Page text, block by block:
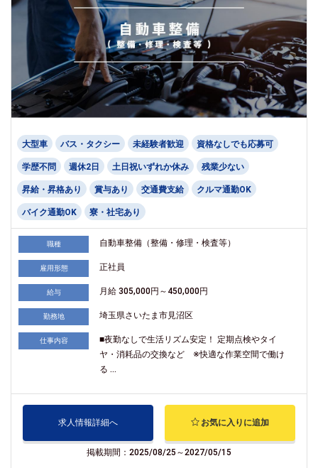
大型車 バス・タクシー 未経験者歓迎 資格なしでも応募可
学歴不問 週休2日 土日祝いずれか休み 残業少ない
昇給・昇格あり 賞与あり 交通費支給 クルマ通勤OK
バイク通勤OK 寮・社宅あり
職種 自動車整備（整備・修理・検査等）
雇用形態 正社員
給与 月給 305,000円～450,000円
勤務地 埼玉県さいたま市見沼区
仕事内容
■夜勤なしで生活リズム安定！ 定期点検やタイ
ヤ・消耗品の交換など ※快適な作業空間で働け
る ...
求人情報詳細へ お気に入りに追加
掲載期間：2025/08/25～2027/05/15